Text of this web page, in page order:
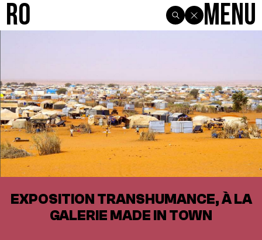
R0 Menu
EXPOSITION TRANSHUMANCE, À LA
GALERIE MADE IN TOWN